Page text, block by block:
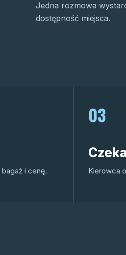
Jedna rozmowa
dostępność miejsca.
i cenę.
03
Kierowca